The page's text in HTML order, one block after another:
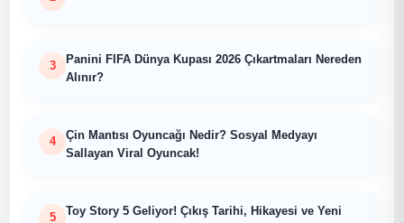
Panini FIFA Dünya Kupası 2026 Çıkartmaları Nereden
Alınır?
Çin Mantısı Oyuncağı Nedir? Sosyal Medyayı
Sallayan Viral Oyuncak!
Toy Story 5 Geliyor! Çıkış Tarihi, Hikayesi ve Yeni